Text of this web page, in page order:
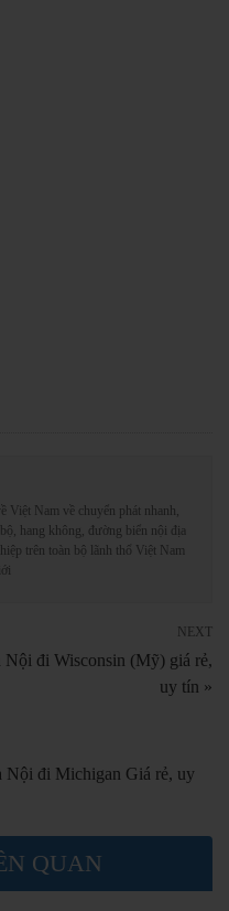
Việt Nam về chuyển phát nhanh,
hang không, đường biển nội địa
trên toàn bộ lãnh thổ Việt Nam
NEXT
đi Wisconsin (Mỹ) giá rẻ,
uy tín »
Nội đi Michigan Giá rẻ, uy
QUAN